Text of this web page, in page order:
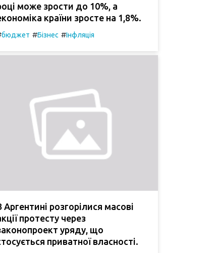
може зрости до 10%, а
країни зросте на 1,8%.
бюджет #Бізнес #Інфляція
Аргентині розгорілися масові
протесту через
уряду, що
приватної власності.